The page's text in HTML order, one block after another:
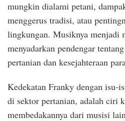
mungkin dialami petani,
menggerus tradisi, atau
lingkungan. Musiknya menjadi
menyadarkan pendengar
pertanian dan kesejahteraan
Kedekatan Franky dengan isu-
di sektor pertanian, adalah ciri
membedakannya dari musisi